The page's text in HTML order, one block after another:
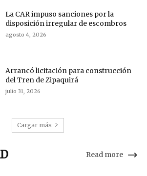
La CAR impuso sanciones por la
disposición irregular de escombros
agosto 4, 2026
Arrancó licitación para construcción
del Tren de Zipaquirá
julio 31, 2026
Cargar más
Read more